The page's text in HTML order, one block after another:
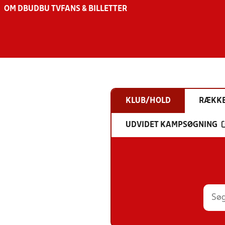
OM DBU DBU TV FANS & BILLETTER
KLUB/HOLD
UDVIDET KAMPSØGNING